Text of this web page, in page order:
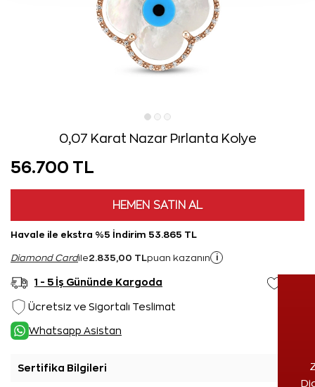
0,07 Karat Nazar Pırlanta Kolye
56.700 TL
HEMEN SATIN AL
Havale ile ekstra %5 İndirim 53.865 TL
Diamond Cardile2.835,00 TL puan kazanın i
1 - 5 İş Gününde Kargoda
Ücretsiz ve Sigortalı Teslimat
Whatsapp Asistan
Sertifika Bilgileri